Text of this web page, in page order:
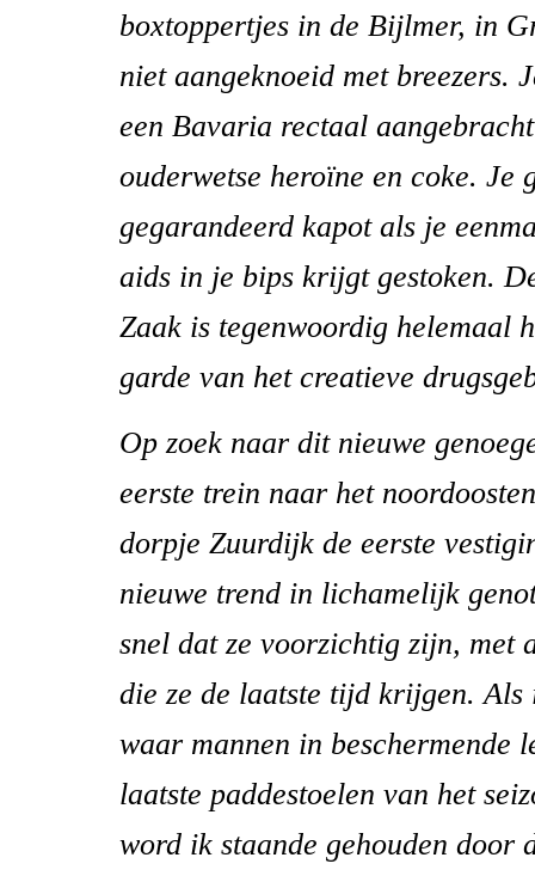
boxtoppertjes in de Bijlmer, in
niet aangeknoeid met breezers.
een Bavaria rectaal
ouderwetse heroïne en coke. Je
gegarandeerd kapot als je
aids in je bips krijgt gestoken.
Zaak is tegenwoordig helemaal
garde van het creatieve
Op zoek naar dit nieuwe
eerste trein naar het
dorpje Zuurdijk de eerste
nieuwe trend in lichamelijk
snel dat ze voorzichtig zijn, met
die ze de laatste tijd krijgen.
waar mannen in beschermende
laatste paddestoelen van het
word ik staande gehouden door